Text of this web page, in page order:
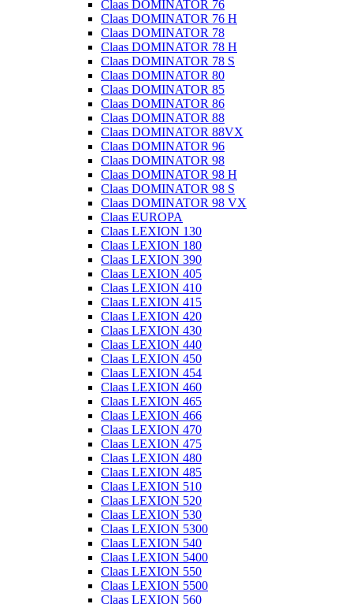
Claas DOMINATOR 76
Claas DOMINATOR 76 H
Claas DOMINATOR 78
Claas DOMINATOR 78 H
Claas DOMINATOR 78 S
Claas DOMINATOR 80
Claas DOMINATOR 85
Claas DOMINATOR 86
Claas DOMINATOR 88
Claas DOMINATOR 88VX
Claas DOMINATOR 96
Claas DOMINATOR 98
Claas DOMINATOR 98 H
Claas DOMINATOR 98 S
Claas DOMINATOR 98 VX
Claas EUROPA
Claas LEXION 130
Claas LEXION 180
Claas LEXION 390
Claas LEXION 405
Claas LEXION 410
Claas LEXION 415
Claas LEXION 420
Claas LEXION 430
Claas LEXION 440
Claas LEXION 450
Claas LEXION 454
Claas LEXION 460
Claas LEXION 465
Claas LEXION 466
Claas LEXION 470
Claas LEXION 475
Claas LEXION 480
Claas LEXION 485
Claas LEXION 510
Claas LEXION 520
Claas LEXION 530
Claas LEXION 5300
Claas LEXION 540
Claas LEXION 5400
Claas LEXION 550
Claas LEXION 5500
Claas LEXION 560